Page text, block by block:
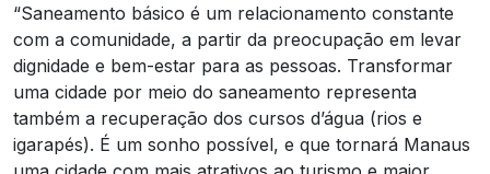
“Saneamento básico é um relacionamento constante
com a comunidade, a partir da preocupação em levar
dignidade e bem-estar para as pessoas. Transformar
uma cidade por meio do saneamento representa
também a recuperação dos cursos d’água (rios e
igarapés). É um sonho possível, e que tornará Manaus